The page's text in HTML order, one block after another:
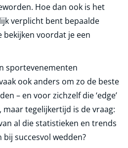
Hoe dan ook is het
verplicht bent bepaalde
voordat je een
sportevenementen
ook anders om zo de beste
– en voor zichzelf die ‘edge’
maar tegelijkertijd is de vraag:
al die statistieken en trends
succesvol wedden?